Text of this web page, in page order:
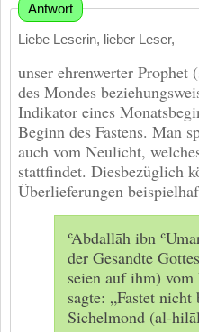
Antwort
Liebe Leserin, lieber Leser,
unser ehrenwerter Prophet
des Mondes
Indikator eines
Beginn des Fastens. Man
auch vom Neulicht,
stattfindet. Diesbezüglich
Überlieferungen
ʿAbdallāh ibn
der Gesandte
seien auf ihm) vom
sagte: „Fastet
Sichelmond (al-